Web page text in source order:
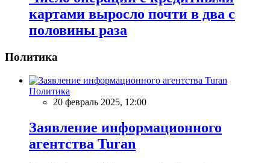
картами выросло почти в два с
половины раза
Политика
Политика
20 февраль 2025, 12:00
Заявление информационного
агентства Turan